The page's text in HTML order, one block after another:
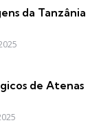
da Tanzânia
de Atenas